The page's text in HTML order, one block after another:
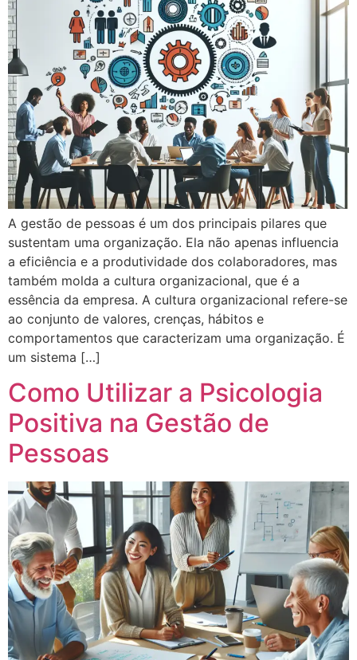
A gestão de pessoas é um dos principais pilares que
sustentam uma organização. Ela não apenas influencia
a eficiência e a produtividade dos colaboradores, mas
também molda a cultura organizacional, que é a
essência da empresa. A cultura organizacional refere-se
ao conjunto de valores, crenças, hábitos e
comportamentos que caracterizam uma organização. É
um sistema […]
Como Utilizar a Psicologia
Positiva na Gestão de
Pessoas